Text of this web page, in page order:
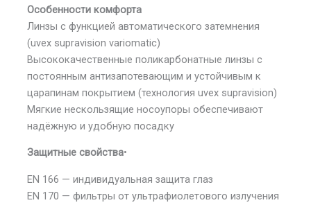
Особенности комфорта
Линзы с функцией автоматического затемнения
(uvex supravision variomatic)
Высококачественные поликарбонатные линзы с
постоянным антизапотевающим и устойчивым к
царапинам покрытием (технология uvex supravision)
Мягкие нескользящие носоупоры обеспечивают
надёжную и удобную посадку
Защитные свойства•
EN 166 — индивидуальная защита глаз
EN 170 — фильтры от ультрафиолетового излучения